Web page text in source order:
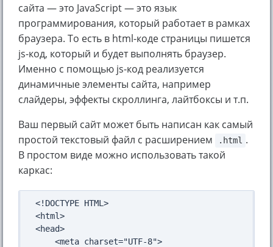
сайта — это JavaScript — это язык
программирования, который работает в рамках
браузера. То есть в html-коде страницы пишется
js-код, который и будет выполнять браузер.
Именно с помощью js-код реализуется
динамичные элементы сайта, например
слайдеры, эффекты скроллинга, лайтбоксы и т.п.
Ваш первый сайт может быть написан как самый
простой текстовый файл с расширением
.html .
В простом виде можно использовать такой
каркас:
<!DOCTYPE HTML>
<html>
<head>